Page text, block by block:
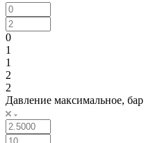
0
1
1
2
2
Давление максимальное, бар